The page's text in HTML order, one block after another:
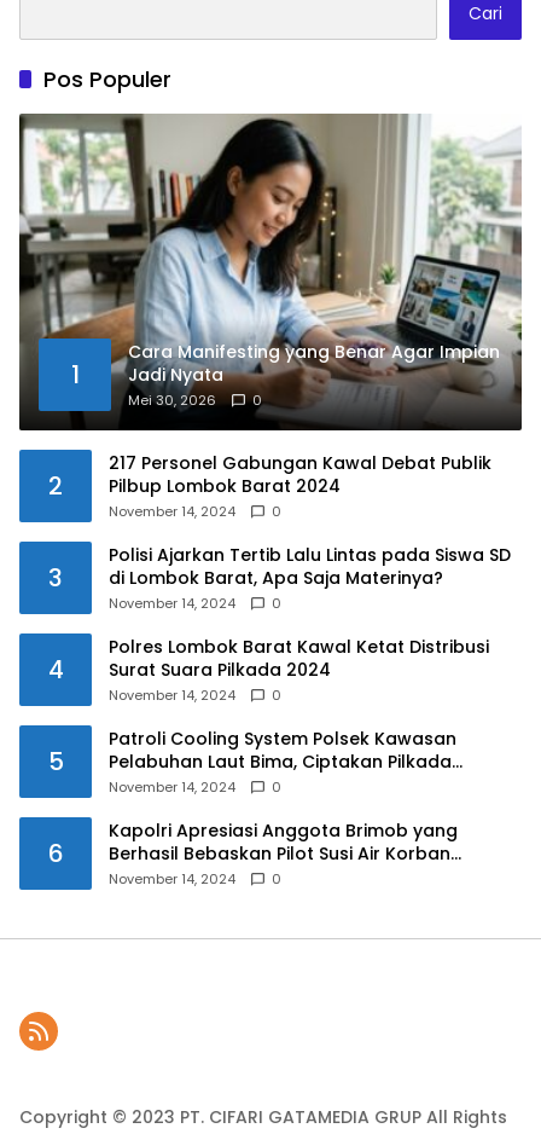
Cari
Pos Populer
1
Cara Manifesting yang Benar Agar Impian
Jadi Nyata
Mei 30, 2026 0
2
217 Personel Gabungan Kawal Debat Publik
Pilbup Lombok Barat 2024
November 14, 2024 0
3
Polisi Ajarkan Tertib Lalu Lintas pada Siswa SD
di Lombok Barat, Apa Saja Materinya?
November 14, 2024 0
4
Polres Lombok Barat Kawal Ketat Distribusi
Surat Suara Pilkada 2024
November 14, 2024 0
5
Patroli Cooling System Polsek Kawasan
Pelabuhan Laut Bima, Ciptakan Pilkada
Serentak 2024 yang Aman dan Damai
November 14, 2024 0
6
Kapolri Apresiasi Anggota Brimob yang
Berhasil Bebaskan Pilot Susi Air Korban
Penyanderaan KKB
November 14, 2024 0
Copyright © 2023 PT. CIFARI GATAMEDIA GRUP All Rights